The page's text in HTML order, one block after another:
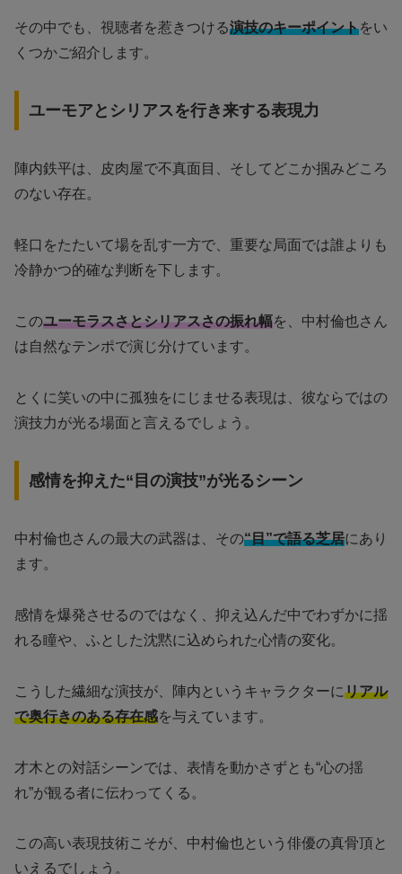
その中でも、視聴者を惹きつける演技のキーポイントをい
くつかご紹介します。
ユーモアとシリアスを行き来する表現力
陣内鉄平は、皮肉屋で不真面目、そしてどこか掴みどころ
のない存在。
軽口をたたいて場を乱す一方で、重要な局面では誰よりも
冷静かつ的確な判断を下します。
このユーモラスさとシリアスさの振れ幅を、中村倫也さん
は自然なテンポで演じ分けています。
とくに笑いの中に孤独をにじませる表現は、彼ならではの
演技力が光る場面と言えるでしょう。
感情を抑えた“目の演技”が光るシーン
中村倫也さんの最大の武器は、その“目”で語る芝居にあり
ます。
感情を爆発させるのではなく、抑え込んだ中でわずかに揺
れる瞳や、ふとした沈黙に込められた心情の変化。
こうした繊細な演技が、陣内というキャラクターにリアル
で奥行きのある存在感を与えています。
才木との対話シーンでは、表情を動かさずとも“心の揺
れ”が観る者に伝わってくる。
この高い表現技術こそが、中村倫也という俳優の真骨頂と
いえるでしょう。